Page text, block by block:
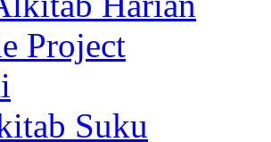
Project
Suku